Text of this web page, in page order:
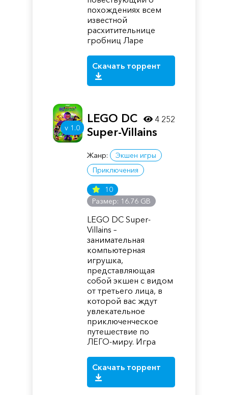
похождениях всем
известной
расхитительнице
гробниц Ларе
Скачать торрент
v 1.0
LEGO DC
Super-Villains
Жанр:
Экшен игры
Приключения
10
Размер: 16.76 GB
LEGO DC Super-
Villains –
занимательная
компьютерная
игрушка,
представляющая
собой экшен с видом
от третьего лица, в
которой вас ждут
увлекательное
приключенческое
путешествие по
ЛЕГО-миру. Игра
Скачать торрент
4 252